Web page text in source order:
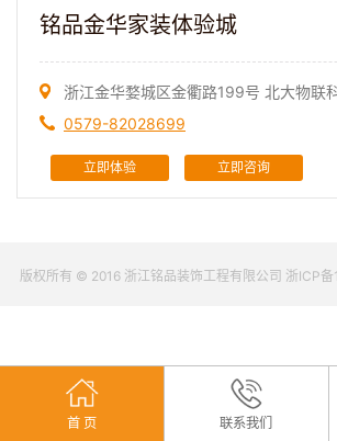
铭品金华家装体验城
浙江金华婺城区金衢路199号 北大物联
0579-82028699
立即体验 立即咨询
取
版权所有 © 2016 浙江铭品装饰工程有限公司 浙ICP
首 页 联系我们